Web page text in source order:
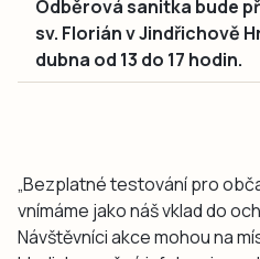
Odběrová sanitka bude
sv. Florián v Jindřichově
dubna od 13 do 17 hodin.
„Bezplatné testování pro
vnímáme jako náš vklad do
Návštěvníci akce mohou na